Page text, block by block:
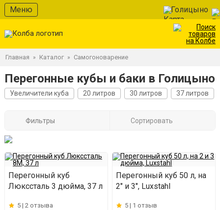
Меню Голицыно
Главная » Каталог » Самогоноварение
Перегонные кубы и баки в Голицыно
Увеличители куба 20 литров 30 литров 37 литров
Фильтры Сортировать
Перегонный куб
Люкссталь 3 дюйма, 37 л
5 | 2 отзыва
Перегонный куб 50 л, на
2" и 3", Luxstahl
5 | 1 отзыв